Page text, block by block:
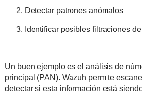
Detectar patrones anómalos
Identificar posibles filtraciones
Un buen ejemplo es el análisis de
principal (PAN). Wazuh permite
detectar si esta información está